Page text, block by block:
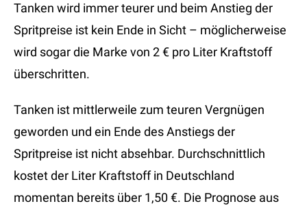
Tanken wird immer teurer und beim Anstieg der
Spritpreise ist kein Ende in Sicht – möglicherweise
wird sogar die Marke von 2 € pro Liter Kraftstoff
überschritten.
Tanken ist mittlerweile zum teuren Vergnügen
geworden und ein Ende des Anstiegs der
Spritpreise ist nicht absehbar. Durchschnittlich
kostet der Liter Kraftstoff in Deutschland
momentan bereits über 1,50 €. Die Prognose aus